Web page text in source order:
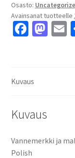
Front
Polish
9.5x21"
määrä
Osasto:
Avainsanat tuotteelle
Fa
o
M E
Kuvaus
Kuvaus
Vannemerkki ja
Polish